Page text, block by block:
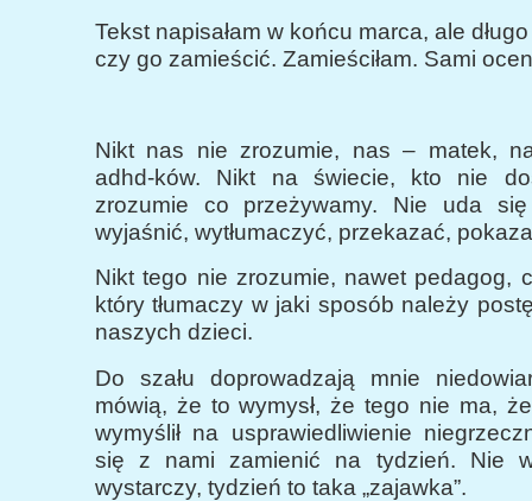
Tekst napisałam w końcu marca, ale
czy go zamieścić. Zamieściłam. Sami
Nikt nas nie zrozumie, nas – matek,
adhd-ków. Nikt na świecie, kto nie
zrozumie co przeżywamy. Nie uda
wyjaśnić, wytłumaczyć, przekazać,
Nikt tego nie zrozumie, nawet pedagog,
który tłumaczy w jaki sposób należy
naszych dzieci.
Do szału doprowadzają mnie
mówią, że to wymysł, że tego nie ma,
wymyślił na usprawiedliwienie
się z nami zamienić na tydzień. Nie
wystarczy, tydzień to taka „zajawka”.